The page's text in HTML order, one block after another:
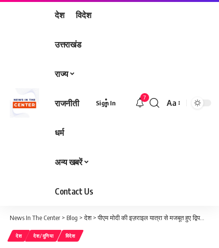
देश विदेश
उत्तराखंड
राज्य
राजनीती
धर्म
अन्य खबरें
Contact Us
Sign In
7
Font
Aa
News In The Center > Blog >देश>पीएम मोदी की इज़राइल यात्रा से मजबूत हुए द्विपक्षीय रिश्ते, संसद में संबोधन और सर्वोच्च सम्मान से बढ़ी रणनीतिक साझेदारी
देश देश/दुनिया विदेश